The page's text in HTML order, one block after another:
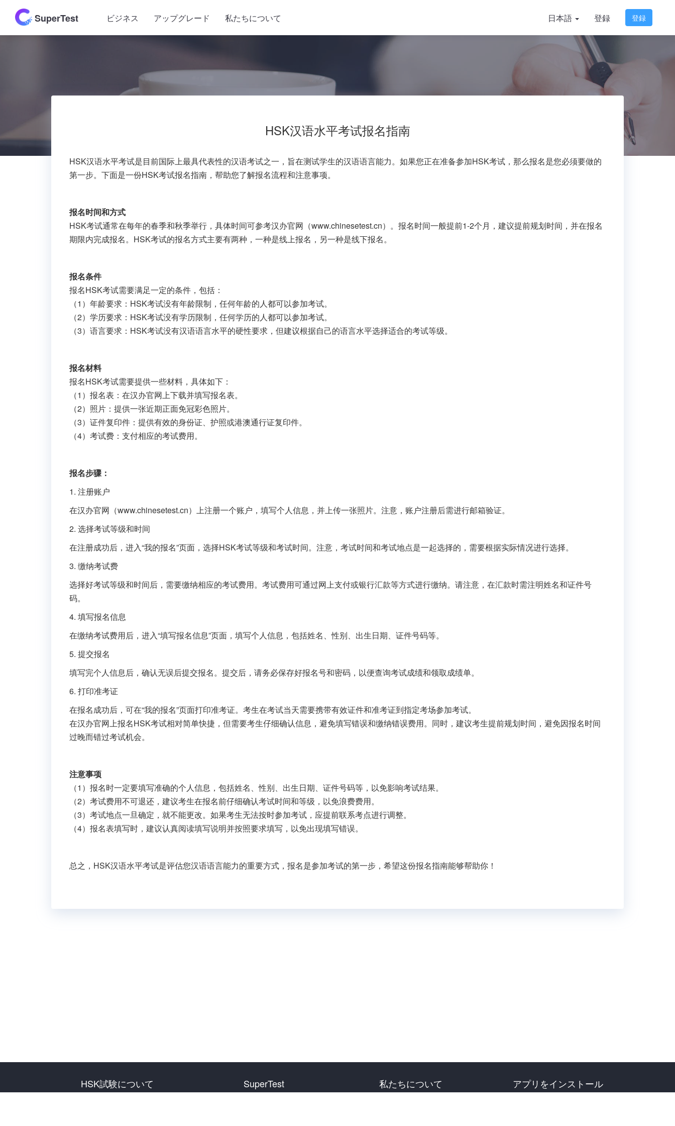
SuperTest ビジネス アップグレード 私たちについて 日本語 登録 登録
HSK汉语水平考试报名指南
HSK汉语水平考试是目前国际上最具代表性的汉语考试之一，旨在测试学生的汉语语言能力。如果您正在准备参加HSK考试，那么报名是您必须要做的
第一步。下面是一份HSK考试报名指南，帮助您了解报名流程和注意事项。
报名时间和方式
HSK考试通常在每年的春季和秋季举行，具体时间可参考汉办官网（www.chinesetest.cn）。报名时间一般提前1-2个月，建议提前规划时间，并在报名
期限内完成报名。HSK考试的报名方式主要有两种，一种是线上报名，另一种是线下报名。
报名条件
报名HSK考试需要满足一定的条件，包括：
（1）年龄要求：HSK考试没有年龄限制，任何年龄的人都可以参加考试。
（2）学历要求：HSK考试没有学历限制，任何学历的人都可以参加考试。
（3）语言要求：HSK考试没有汉语语言水平的硬性要求，但建议根据自己的语言水平选择适合的考试等级。
报名材料
报名HSK考试需要提供一些材料，具体如下：
（1）报名表：在汉办官网上下载并填写报名表。
（2）照片：提供一张近期正面免冠彩色照片。
（3）证件复印件：提供有效的身份证、护照或港澳通行证复印件。
（4）考试费：支付相应的考试费用。
报名步骤：
1. 注册账户
在汉办官网（www.chinesetest.cn）上注册一个账户，填写个人信息，并上传一张照片。注意，账户注册后需进行邮箱验证。
2. 选择考试等级和时间
在注册成功后，进入“我的报名”页面，选择HSK考试等级和考试时间。注意，考试时间和考试地点是一起选择的，需要根据实际情况进行选择。
3. 缴纳考试费
选择好考试等级和时间后，需要缴纳相应的考试费用。考试费用可通过网上支付或银行汇款等方式进行缴纳。请注意，在汇款时需注明姓名和证件号
码。
4. 填写报名信息
在缴纳考试费用后，进入“填写报名信息”页面，填写个人信息，包括姓名、性别、出生日期、证件号码等。
5. 提交报名
填写完个人信息后，确认无误后提交报名。提交后，请务必保存好报名号和密码，以便查询考试成绩和领取成绩单。
6. 打印准考证
在报名成功后，可在“我的报名”页面打印准考证。考生在考试当天需要携带有效证件和准考证到指定考场参加考试。
在汉办官网上报名HSK考试相对简单快捷，但需要考生仔细确认信息，避免填写错误和缴纳错误费用。同时，建议考生提前规划时间，避免因报名时间
过晚而错过考试机会。
注意事项
（1）报名时一定要填写准确的个人信息，包括姓名、性别、出生日期、证件号码等，以免影响考试结果。
（2）考试费用不可退还，建议考生在报名前仔细确认考试时间和等级，以免浪费费用。
（3）考试地点一旦确定，就不能更改。如果考生无法按时参加考试，应提前联系考点进行调整。
（4）报名表填写时，建议认真阅读填写说明并按照要求填写，以免出现填写错误。
总之，HSK汉语水平考试是评估您汉语语言能力的重要方式，报名是参加考试的第一步，希望这份报名指南能够帮助你！
HSK試験について SuperTest 私たちについて アプリをインストール